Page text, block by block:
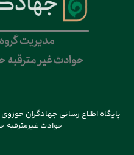
پایگاه اطلاع رسانی جهادگران
حوادث غیرمترقبه